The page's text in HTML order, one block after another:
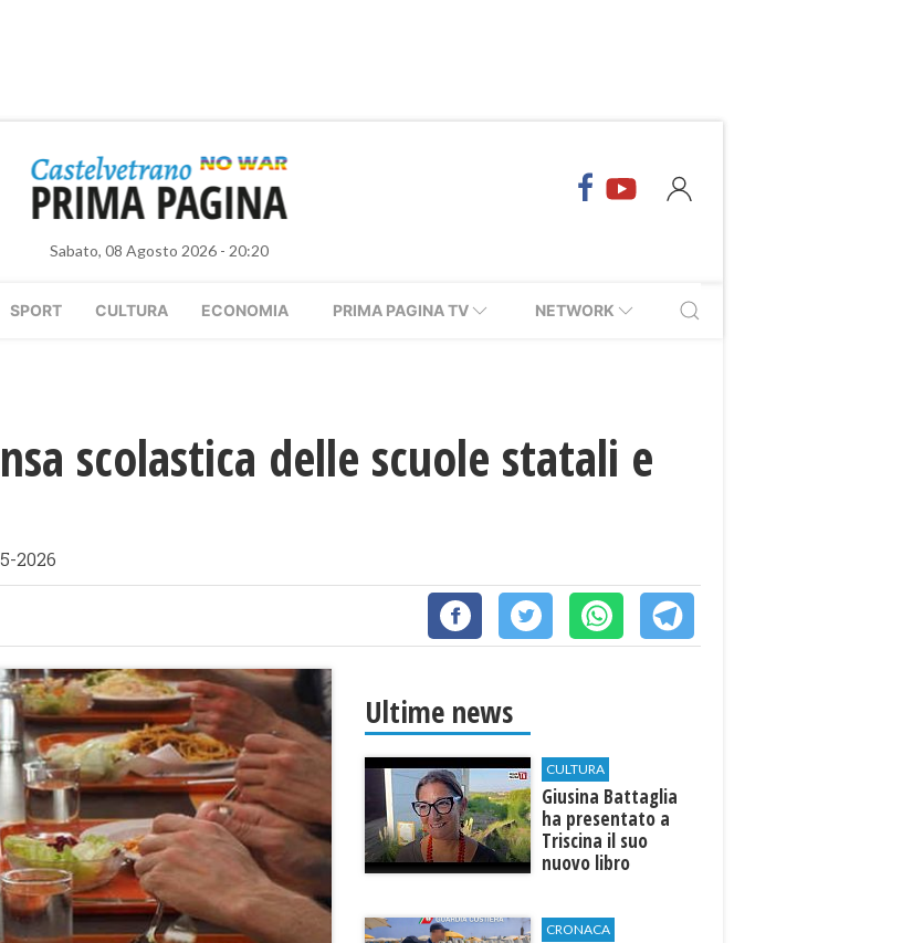
Sabato, 08 Agosto 2026 - 20:20
SPORT CULTURA ECONOMIA PRIMA PAGINA TV NETWORK
scolastica delle scuole statali e
2026
Ultime news
CULTURA
Giusina Battaglia
ha presentato a
Triscina il suo
nuovo libro
CRONACA